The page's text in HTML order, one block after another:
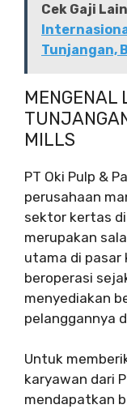
Cek Gaji
Tunjangan,
MENGENAL
MILLS
PT Oki Pulp &
perusahaan
sektor kertas
merupakan
utama di pasar
beroperasi
menyediakan
pelanggannya
Untuk
karyawan dari
mendapatkan